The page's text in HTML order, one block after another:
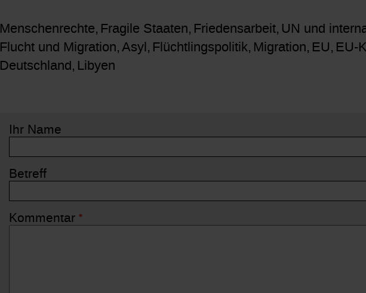
Menschenrechte Fragile Staaten Friedensarbeit UN und
Flucht und Migration Asyl Flüchtlingspolitik Migration EU EU-
Deutschland Libyen
Ihr Name
Betreff
Kommentar